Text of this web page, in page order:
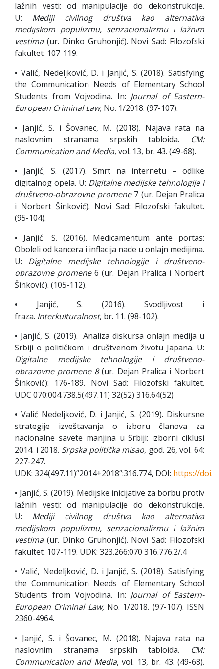
lažnih vesti: od manipulacije do dekonstrukcije.
U: Mediji civilnog društva kao alternativa
medijskom populizmu, senzacionalizmu i lažnim
vestima(ur. Dinko Gruhonjić). Novi Sad: Filozofski
fakultet. 107-119.
• Valić, Nedeljković, D. i Janjić, S. (2018). Satisfying
the Communication Needs of Elementary School
Students from Vojvodina. In: Journal of Eastern-
European Criminal Law, No. 1/2018. (97-107).
• Janjić, S. i Šovanec, M. (2018). Najava rata na
naslovnim stranama srpskih tabloida. CM:
Communication and Media, vol. 13, br. 43. (49-68).
• Janjić, S. (2017). Smrt na internetu – odlike
digitalnog opela. U: Digitalne medijske tehnologije i
društveno-obrazovne promene7 (ur. Dejan Pralica
i Norbert Šinković). Novi Sad: Filozofski fakultet.
(95-104).
• Janjić, S. (2016). Medicamentum ante portas:
Oboleli od kancera i inflacija nade u onlajn medijima.
U: Digitalne medijske tehnologije i društveno-
obrazovne promene6 (ur. Dejan Pralica i Norbert
Šinković). (105-112).
• Janjić, S. (2016). Svodljivost i
fraza. Interkulturalnost, br. 11. (98-102).
• Janjić, S. (2019). Analiza diskursa onlajn medija u
Srbiji o političkom i društvenom životu Japana. U:
Digitalne medijske tehnologije i društveno-
obrazovne promene 8(ur. Dejan Pralica i Norbert
Šinković): 176-189. Novi Sad: Filozofski fakultet.
UDC 070:004.738.5(497.11) 32(52) 316.64(52)
• Valić Nedeljković, D. i Janjić, S. (2019). Diskursne
strategije izveštavanja o izboru članova za
nacionalne savete manjina u Srbiji: izborni ciklusi
2014. i 2018. Srpska politička misao, god. 26, vol. 64:
227-247.
UDK: 324(497.11)“2014+2018“:316.774, DOI: https://
• Janjić, S. (2019). Medijske inicijative za borbu protiv
lažnih vesti: od manipulacije do dekonstrukcije.
U: Mediji civilnog društva kao alternativa
medijskom populizmu, senzacionalizmu i lažnim
vestima(ur. Dinko Gruhonjić). Novi Sad: Filozofski
fakultet. 107-119. UDK: 323.266:070 316.776.2/.4
• Valić, Nedeljković, D. i Janjić, S. (2018). Satisfying
the Communication Needs of Elementary School
Students from Vojvodina. In: Journal of Eastern-
European Criminal Law, No. 1/2018. (97-107). ISSN
2360-4964.
• Janjić, S. i Šovanec, M. (2018). Najava rata na
naslovnim stranama srpskih tabloida. CM:
Communication and Media, vol. 13, br. 43. (49-68).